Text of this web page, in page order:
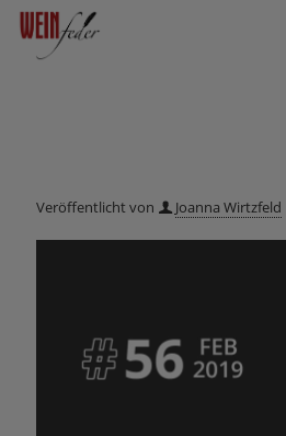
Veröffentlicht von Joanna Wirtzfeld